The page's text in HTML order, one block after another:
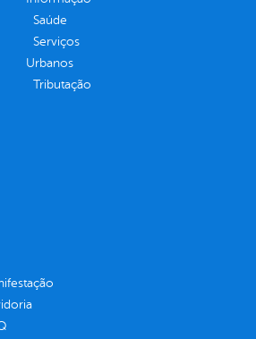
Saúde
Serviços
Urbanos
Tributação